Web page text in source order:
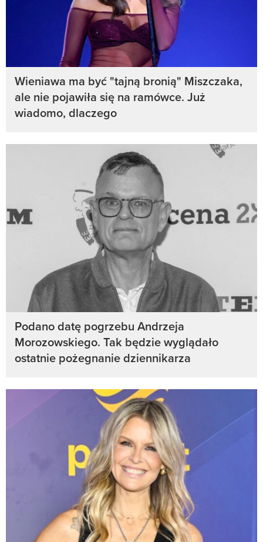
Wieniawa ma być "tajną bronią" Miszczaka,
ale nie pojawiła się na ramówce. Już
wiadomo, dlaczego
Podano datę pogrzebu Andrzeja
Morozowskiego. Tak będzie wyglądało
ostatnie pożegnanie dziennikarza